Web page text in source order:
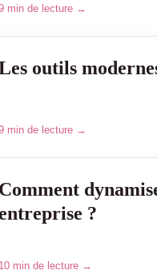
min de lecture →
outils
min de lecture →
Comment
?
10 min de lecture →